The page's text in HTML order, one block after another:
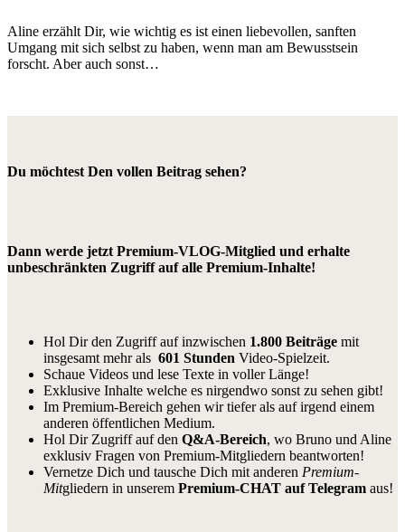
Aline erzählt Dir, wie wichtig es ist einen liebevollen, sanften
Umgang mit sich selbst zu haben, wenn man am Bewusstsein
forscht. Aber auch sonst…
Du möchtest Den vollen Beitrag sehen?
Dann werde jetzt Premium-VLOG-Mitglied und erhalte
unbeschränkten Zugriff auf alle Premium-Inhalte!
Hol Dir den Zugriff auf inzwischen 1.800 Beiträge mit
insgesamt mehr als 601 Stunden Video-Spielzeit.
Schaue Videos und lese Texte in voller Länge!
Exklusive Inhalte welche es nirgendwo sonst zu sehen gibt!
Im Premium-Bereich gehen wir tiefer als auf irgend einem
anderen öffentlichen Medium.
Hol Dir Zugriff auf den Q&A-Bereich, wo Bruno und Aline
exklusiv Fragen von Premium-Mitgliedern beantworten!
Vernetze Dich und tausche Dich mit anderen Premium-
Mitgliedern in unserem Premium-CHAT auf Telegram aus!